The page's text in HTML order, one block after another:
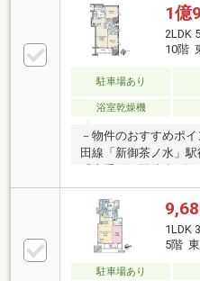
東西線「竹橋」駅
都営三田線・都営
京浜東北線・山手線
専有面積56.95㎡（
分・2018年築・住友
1億
2LDK
10階
駐車場あり
浴室乾燥機
－物件のおすすめポ
田線「新御茶ノ水」
「大手町」駅徒歩6分
分 他▼特徴・住友商
食洗機付の対面式キ
リビング含む2室に面
1817サイズ、ミスト
(LD)・オートロック
探しをお手伝いし
1LDK
5階 東
駐車場あり